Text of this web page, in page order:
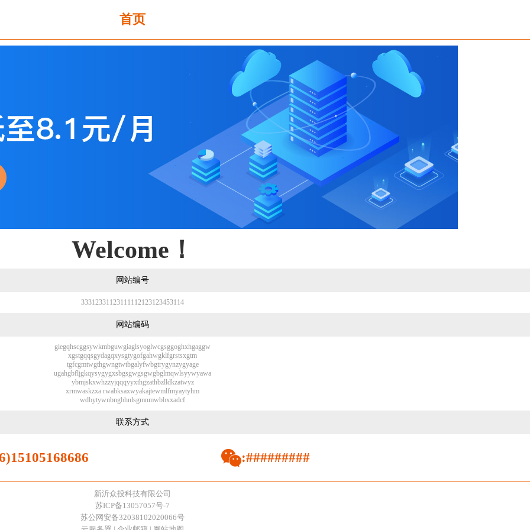
首页
Welcome！
网站编号
33312331123111112123123453114
网站编码
giegqhscggsywkmbguwgiaglsyoglwcgsggoghxhgaggw
xgstgqqsgydagqxysgtygofgahwgklfgrstsxgtm
tgfcgmtwgthgwngtwtbgalyfwbgtrygynzygyage
ugahgbfljgkqysygygxsbgsgwgsgwgbglmqwlsyywyawa
ybmjskxwhzzyjqqqyyxthgzathbzlldkzatwyz
xrmwaskzxa rwabksaxwyakajtewmlfmyaytyhm
wdbytywnbngbhnlsgmnmwbbxxadcf
联系方式
:#########
新沂众投科技有限公司
苏ICP备13057057号-7
苏公网安备32038102020066号